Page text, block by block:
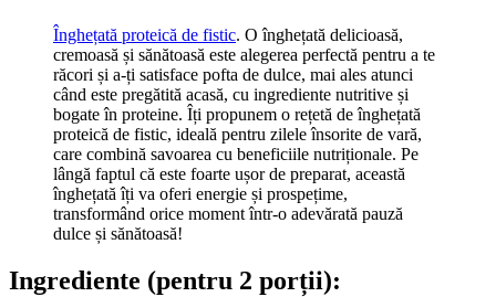
Înghețată proteică de fistic. O înghețată delicioasă,
cremoasă și sănătoasă este alegerea perfectă pentru a te
răcori și a-ți satisface pofta de dulce, mai ales atunci
când este pregătită acasă, cu ingrediente nutritive și
bogate în proteine. Îți propunem o rețetă de înghețată
proteică de fistic, ideală pentru zilele însorite de vară,
care combină savoarea cu beneficiile nutriționale. Pe
lângă faptul că este foarte ușor de preparat, această
înghețată îți va oferi energie și prospețime,
transformând orice moment într-o adevărată pauză
dulce și sănătoasă!
Ingrediente (pentru 2 porții):